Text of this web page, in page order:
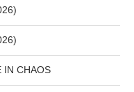
IN CHAOS